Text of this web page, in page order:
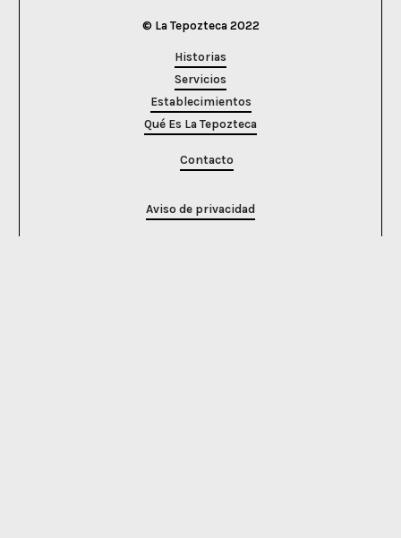
© La Tepozteca 2022
Historias
Servicios
Establecimientos
Qué Es La Tepozteca
Contacto
Aviso de privacidad